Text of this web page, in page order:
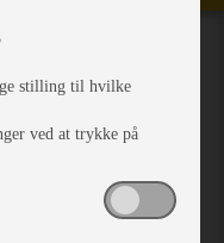
stilling til hvilke
ved at trykke på